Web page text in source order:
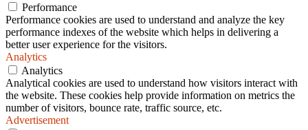
Performance
Performance cookies are used to understand and analyze the key
performance indexes of the website which helps in delivering a
better user experience for the visitors.
Analytics
Analytics
Analytical cookies are used to understand how visitors interact with
the website. These cookies help provide information on metrics the
number of visitors, bounce rate, traffic source, etc.
Advertisement